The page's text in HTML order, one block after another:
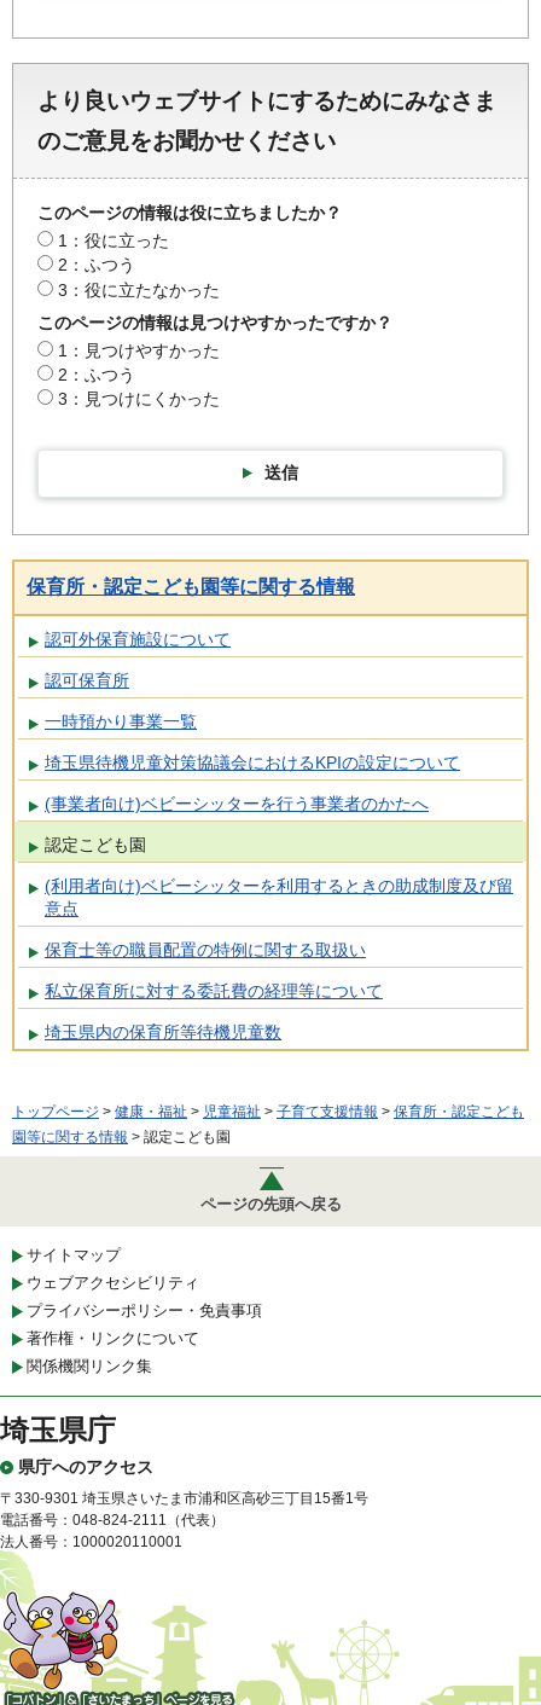
より良いウェブサイトにするためにみなさま
のご意見をお聞かせください
このページの情報は役に立ちましたか？
1：役に立った
2：ふつう
3：役に立たなかった
このページの情報は見つけやすかったですか？
1：見つけやすかった
2：ふつう
3：見つけにくかった
送信
保育所・認定こども園等に関する情報
認可外保育施設について
認可保育所
一時預かり事業一覧
埼玉県待機児童対策協議会におけるKPIの設定について
(事業者向け)ベビーシッターを行う事業者のかたへ
認定こども園
(利用者向け)ベビーシッターを利用するときの助成制度及び留
意点
保育士等の職員配置の特例に関する取扱い
私立保育所に対する委託費の経理等について
埼玉県内の保育所等待機児童数
トップページ > 健康・福祉 > 児童福祉 > 子育て支援情報 > 保育所・認定こども
園等に関する情報 > 認定こども園
ページの先頭へ戻る
サイトマップ
ウェブアクセシビリティ
プライバシーポリシー・免責事項
著作権・リンクについて
関係機関リンク集
埼玉県庁
県庁へのアクセス
〒330-9301 埼玉県さいたま市浦和区高砂三丁目15番1号
電話番号：048-824-2111（代表）
法人番号：1000020110001